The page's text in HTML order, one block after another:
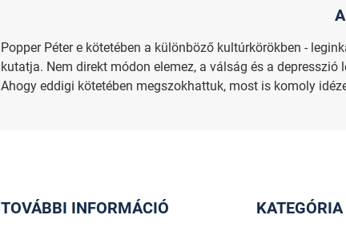
Popper Péter e kötetében a különböző kultúrkörökben -
kutatja. Nem direkt módon elemez, a válság és a
Ahogy eddigi kötetében megszokhattuk, most is komoly
TOVÁBBI INFORMÁCIÓ KATEGÓRIA